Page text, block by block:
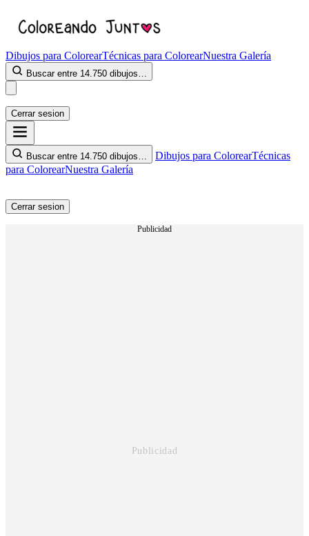
Dibujos para ColorearTécnicas para ColorearNuestra Galería
Buscar entre 14.750 dibujos…
Cerrar sesion
Buscar entre 14.750 dibujos… Dibujos para ColorearTécnicas
para ColorearNuestra Galería
Cerrar sesion
Publicidad